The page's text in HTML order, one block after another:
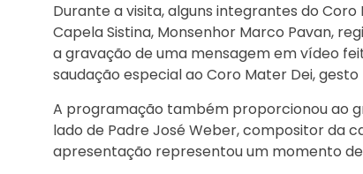
Durante a visita, alguns integrantes do
Capela Sistina, Monsenhor Marco Pavan,
a gravação de uma mensagem em vídeo
saudação especial ao Coro Mater Dei,
A programação também proporcionou ao
lado de Padre José Weber, compositor da
apresentação representou um momento